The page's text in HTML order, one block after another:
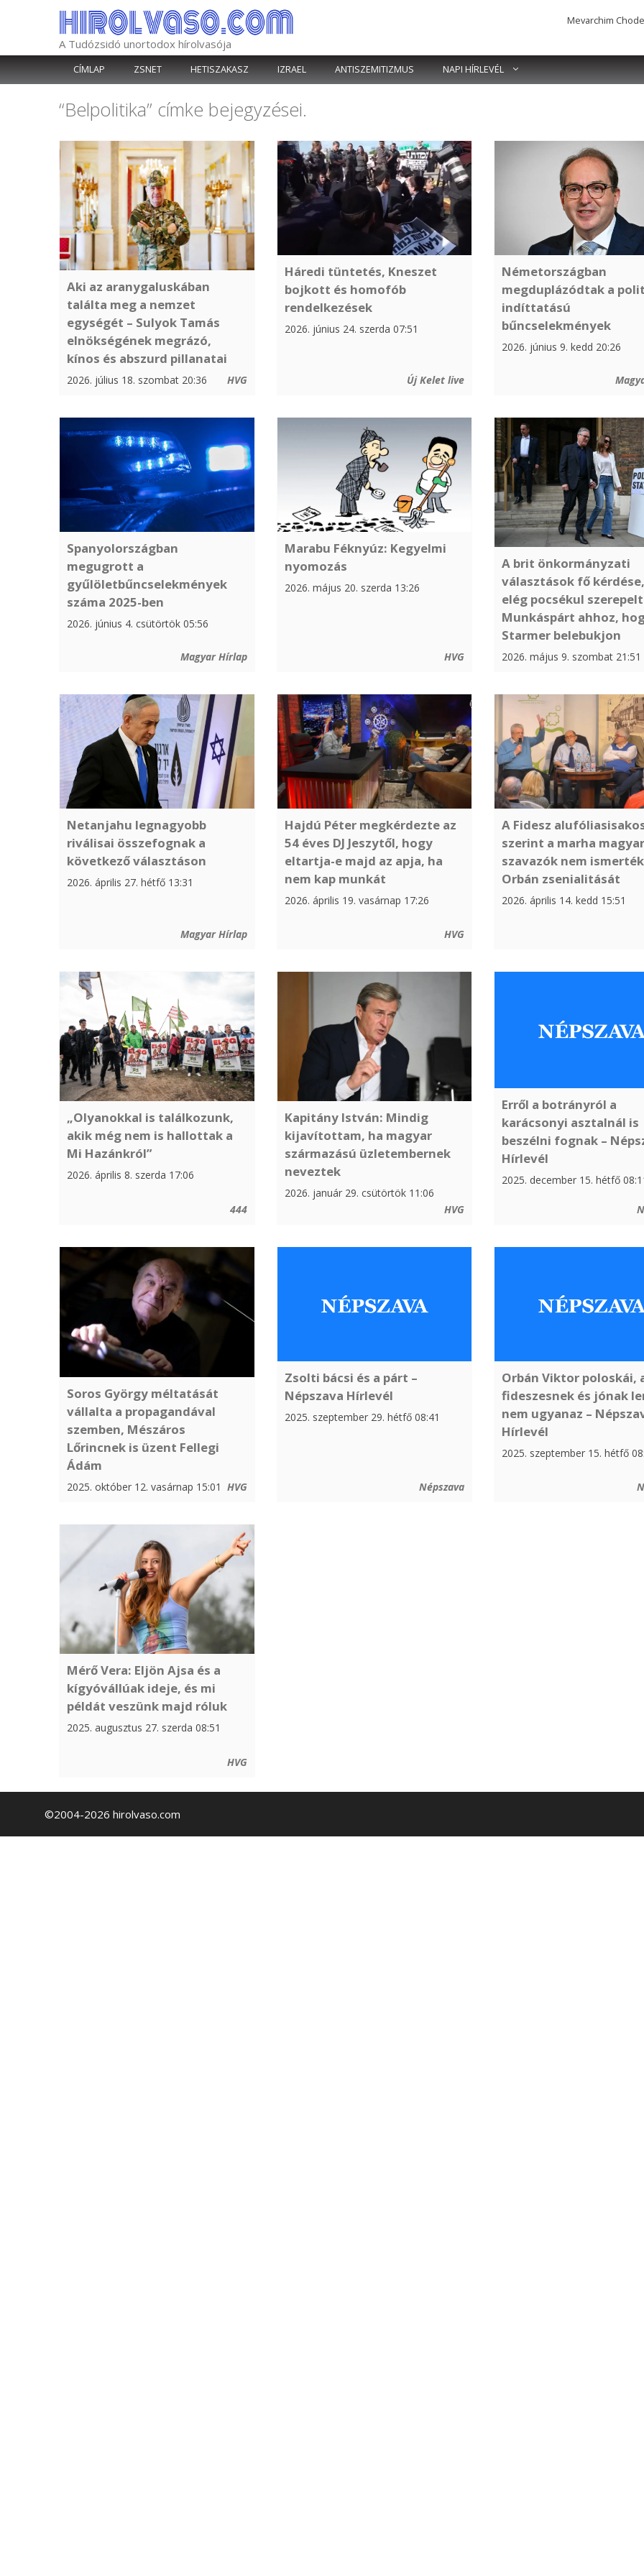
A Tudózsidó unortodox hírolvasója
Mevarchim
CÍMLAP ZSNET HETISZAKASZ IZRAEL ANTISZEMITIZMUS NAPI HÍRLEVÉL
“Belpolitika” címke bejegyzései.
Aki az aranygaluskában
találta meg a nemzet
egységét – Sulyok Tamás
elnökségének megrázó,
kínos és abszurd pillanatai
2026. július 18. szombat 20:36 HVG
Háredi tüntetés, Kneszet
bojkott és homofób
rendelkezések
2026. június 24. szerda 07:51
Új Kelet live
Németországban
megduplázódtak a
indíttatású
bűncselekmények
2026. június 9. kedd 20:26
Spanyolországban
megugrott a
gyűlöletbűncselekmények
száma 2025-ben
2026. június 4. csütörtök 05:56
Magyar Hírlap
Marabu Féknyúz: Kegyelmi
nyomozás
2026. május 20. szerda 13:26
HVG
A brit önkormányzati
választások fő
elég pocsékul
Munkáspárt ahhoz,
Starmer belebukjon
2026. május 9. szombat 21:51
Netanjahu legnagyobb
riválisai összefognak a
következő választáson
2026. április 27. hétfő 13:31
Magyar Hírlap
Hajdú Péter megkérdezte az
54 éves DJ Jeszytől, hogy
eltartja-e majd az apja, ha
nem kap munkát
2026. április 19. vasárnap 17:26
HVG
A Fidesz
szerint a marha magyar
szavazók nem
Orbán zsenialitását
2026. április 14. kedd 15:51
„Olyanokkal is találkozunk,
akik még nem is hallottak a
Mi Hazánkról”
2026. április 8. szerda 17:06
444
Kapitány István: Mindig
kijavítottam, ha magyar
származású üzletembernek
neveztek
2026. január 29. csütörtök 11:06
HVG
Erről a botrányról a
karácsonyi asztalnál is
beszélni fognak –
Hírlevél
2025. december 15. hétfő
Soros György méltatását
vállalta a propagandával
szemben, Mészáros
Lőrincnek is üzent Fellegi
Ádám
2025. október 12. vasárnap 15:01 HVG
Zsolti bácsi és a párt –
Népszava Hírlevél
2025. szeptember 29. hétfő 08:41
Népszava
Orbán Viktor poloskái,
fideszesnek és jónak
nem ugyanaz –
Hírlevél
2025. szeptember 15. hétfő
Mérő Vera: Eljön Ajsa és a
kígyóvállúak ideje, és mi
példát veszünk majd róluk
2025. augusztus 27. szerda 08:51
HVG
©2004-2026 hirolvaso.com